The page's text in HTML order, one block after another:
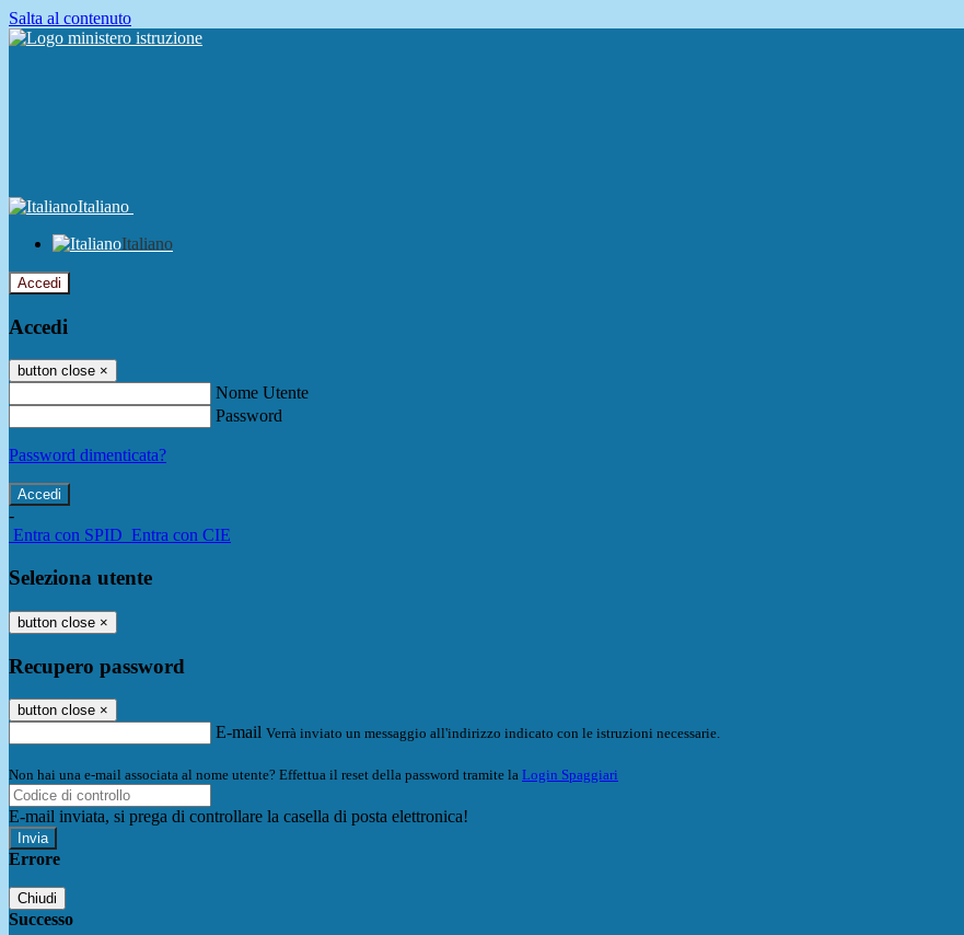
Salta al contenuto
Italiano
Italiano
Accedi
Accedi
button close ×
Nome Utente
Password
Password dimenticata?
-
Entra con SPID Entra con CIE
Seleziona utente
button close ×
Recupero password
button close ×
E-mail Verrà inviato un messaggio all'indirizzo indicato con le istruzioni necessarie.
Non hai una e-mail associata al nome utente? Effettua il reset della password tramite la Login Spaggiari
E-mail inviata, si prega di controllare la casella di posta elettronica!
Errore
Chiudi
Successo